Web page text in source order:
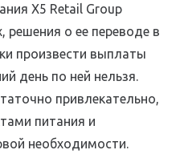
Х5 Retail Group
решения о ее переводе в
произвести выплаты
день по ней нельзя.
привлекательно,
питания и
необходимости.